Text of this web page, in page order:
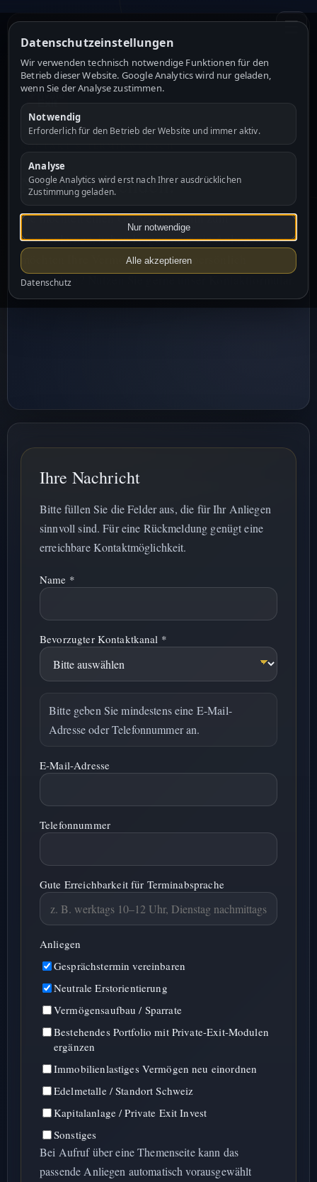
☰
KONTAKT & TERMINWUNSCH
Nachricht senden.
Sie möchten einen Gesprächstermin zum
Kennenlernen, haben Fragen oder ein Anliegen oder
möchten Ihre Vermögensstruktur persönlich
besprechen? Nutzen Sie gerne unser Kontaktformular.
Ihre Nachricht
Bitte füllen Sie die Felder aus, die für Ihr Anliegen
sinnvoll sind. Für eine Rückmeldung genügt eine
erreichbare Kontaktmöglichkeit.
Name *
Bevorzugter Kontaktkanal *
Bitte geben Sie mindestens eine E-Mail-
Adresse oder Telefonnummer an.
E-Mail-Adresse
Telefonnummer
Gute Erreichbarkeit für Terminabsprache
Anliegen
Gesprächstermin vereinbaren
Neutrale Erstorientierung
Vermögensaufbau / Sparrate
Bestehendes Portfolio mit Private-Exit-Modulen
ergänzen
Immobilienlastiges Vermögen neu einordnen
Edelmetalle / Standort Schweiz
Kapitalanlage / Private Exit Invest
Sonstiges
Bei Aufruf über eine Themenseite kann das
passende Anliegen automatisch vorausgewählt
Datenschutzeinstellungen
Wir verwenden technisch notwendige Funktionen für den
Betrieb dieser Website. Google Analytics wird nur geladen,
wenn Sie der Analyse zustimmen.
Notwendig
Erforderlich für den Betrieb der Website und immer aktiv.
Analyse
Google Analytics wird erst nach Ihrer ausdrücklichen
Zustimmung geladen.
Nur notwendige
Alle akzeptieren
Datenschutz